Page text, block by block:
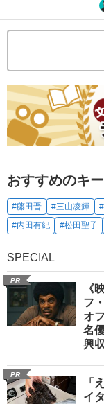
おすすめのキ
#藤田晋 #三山凌輝
#内田有紀
#松田聖子
SPECIAL
PR
《
フ
オ
名
興
PR
「
イ